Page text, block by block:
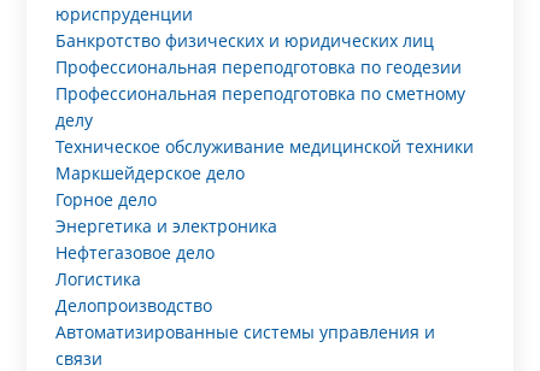
юриспруденции
Банкротство физических и юридических лиц
Профессиональная переподготовка по геодезии
Профессиональная переподготовка по сметному
делу
Техническое обслуживание медицинской техники
Маркшейдерское дело
Горное дело
Энергетика и электроника
Нефтегазовое дело
Логистика
Делопроизводство
Автоматизированные системы управления и
связи